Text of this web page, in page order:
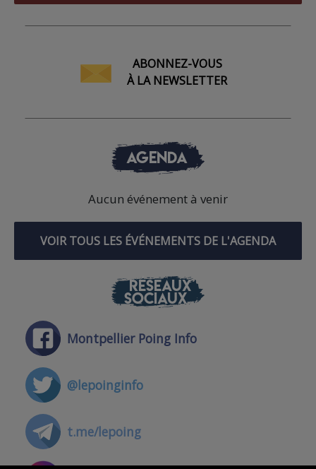
ABONNEZ-VOUS
À LA NEWSLETTER
AGENDA
Aucun événement à venir
VOIR TOUS LES ÉVÉNEMENTS DE L'AGENDA
RÉSEAUX
SOCIAUX
Montpellier Poing Info
@lepoinginfo
t.me/lepoing